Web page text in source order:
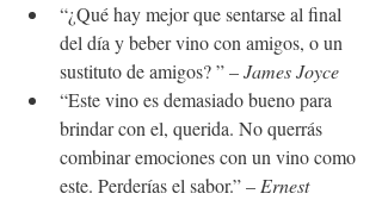
“¿Qué hay mejor que sentarse al final
del día y beber vino con amigos, o un
sustituto de amigos? ” – James Joyce
“Este vino es demasiado bueno para
brindar con el, querida. No querrás
combinar emociones con un vino como
este. Perderías el sabor.” – Ernest